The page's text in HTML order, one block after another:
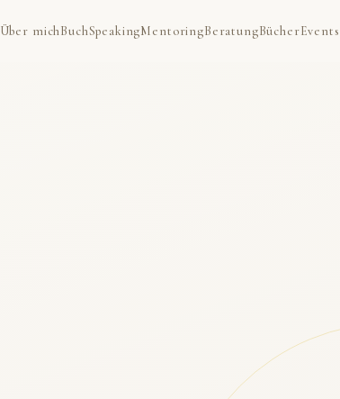
Über michBuchSpeakingMentoringBeratungBücherEvents